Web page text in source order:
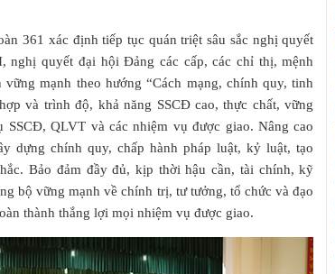
361 xác định tiếp tục quán triệt sâu sắc nghị quyết
quyết đại hội Đảng các cấp, các chỉ thị, mệnh
mạnh theo hướng “Cách mạng, chính quy, tinh
và trình độ, khả năng SSCĐ cao, thực chất, vững
SSCĐ, QLVT và các nhiệm vụ được giao. Nâng cao
dựng chính quy, chấp hành pháp luật, kỷ luật, tạo
Bảo đảm đầy đủ, kịp thời hậu cần, tài chính, kỹ
bộ vững mạnh về chính trị, tư tưởng, tổ chức và đạo
thành thắng lợi mọi nhiệm vụ được giao.